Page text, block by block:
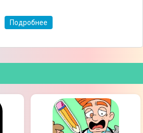
Иногда вам просто стоит
для принятия
можете воспользоваться
помогут вам разобраться в
Подробнее